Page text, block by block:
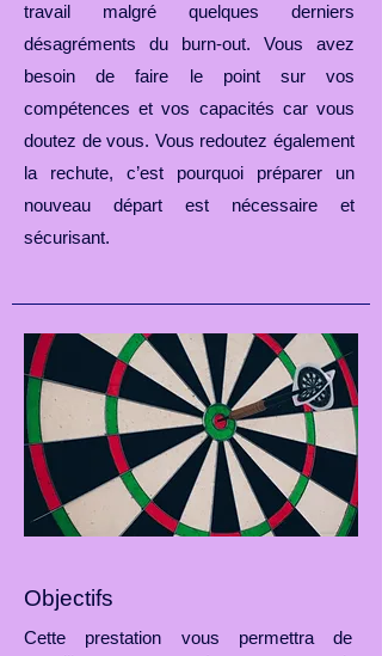
travail malgré quelques derniers
désagréments du burn-out. Vous avez
besoin de faire le point sur vos
compétences et vos capacités car vous
doutez de vous. Vous redoutez également
la rechute, c’est pourquoi préparer un
nouveau départ est nécessaire et
sécurisant.
Objectifs
Cette prestation vous permettra de